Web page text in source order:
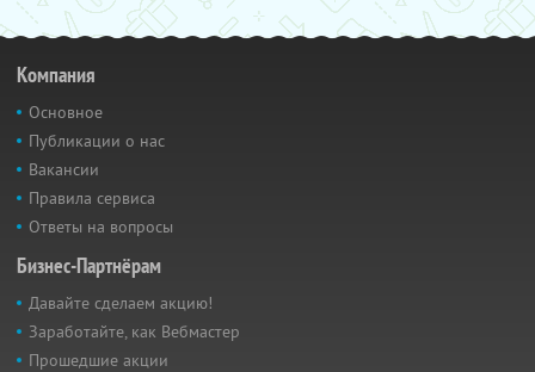
Компания
Основное
Публикации о нас
Вакансии
Правила сервиса
Ответы на вопросы
Бизнес-Партнёрам
Давайте сделаем акцию!
Заработайте, как Вебмастер
Прошедшие акции